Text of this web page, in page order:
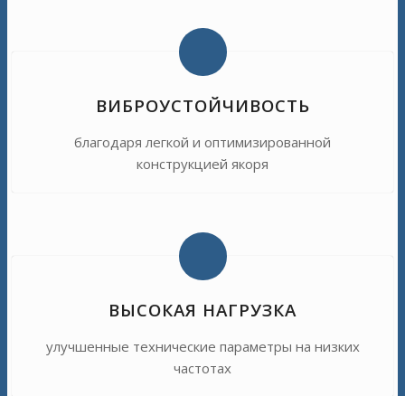
ВИБРОУСТОЙЧИВОСТЬ
благодаря легкой и оптимизированной
конструкцией якоря
ВЫСОКАЯ НАГРУЗКА
улучшенные технические параметры на низких
частотах